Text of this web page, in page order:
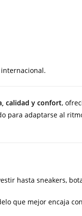
calidad y confort,
para adaptarse al
hasta sneakers,
que mejor encaja